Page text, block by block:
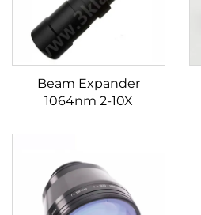
Beam Expander
1064nm 2-10X